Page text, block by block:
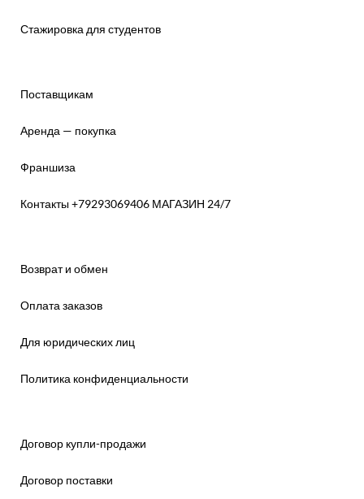
Стажировка для студентов
Поставщикам
Аренда — покупка
Франшиза
Контакты +79293069406 МАГАЗИН 24/7
Возврат и обмен
Оплата заказов
Для юридических лиц
Политика конфиденциальности
Договор купли-продажи
Договор поставки